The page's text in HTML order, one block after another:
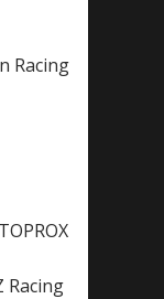
Racing
Racing